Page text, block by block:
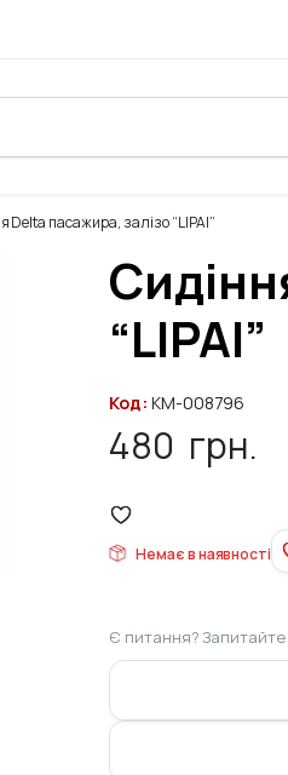
Delta пасажира, залізо “LIPAI”
“LIPAI”
Код: KM-008796
480 грн.
Немає в наявності
Є питання? Запитайте